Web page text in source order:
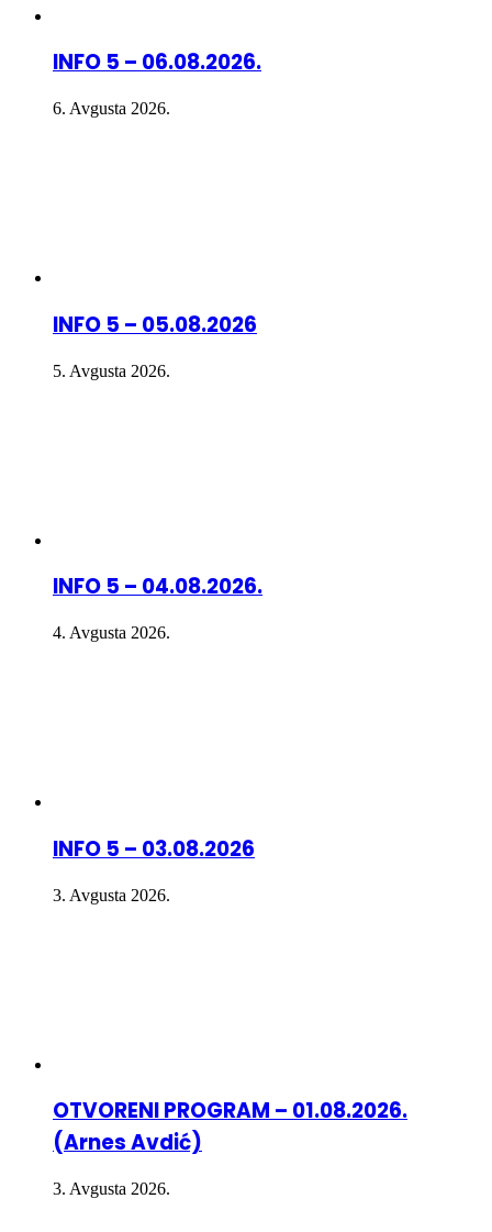
INFO 5 – 06.08.2026.
6. Avgusta 2026.
INFO 5 – 05.08.2026
5. Avgusta 2026.
INFO 5 – 04.08.2026.
4. Avgusta 2026.
INFO 5 – 03.08.2026
3. Avgusta 2026.
OTVORENI PROGRAM – 01.08.2026.
(Arnes Avdić)
3. Avgusta 2026.